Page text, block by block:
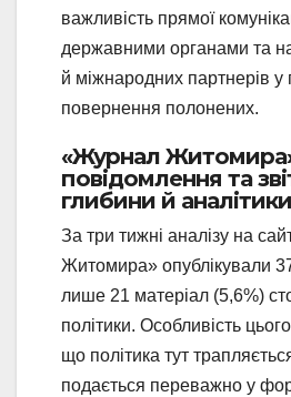
важливість прямої
державними органами та
й міжнародних партнерів у
повернення полонених.
«Журнал
повідомлення та
глибини й аналітики
За три тижні аналізу на
Житомира» опублікували
лише 21 матеріал (5,6%)
політики. Особливість
що політика тут
подається переважно у